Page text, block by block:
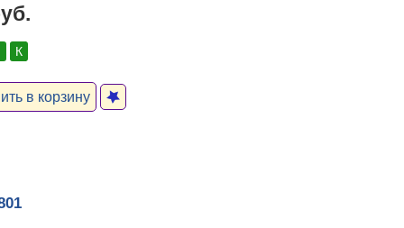
К
в корзину